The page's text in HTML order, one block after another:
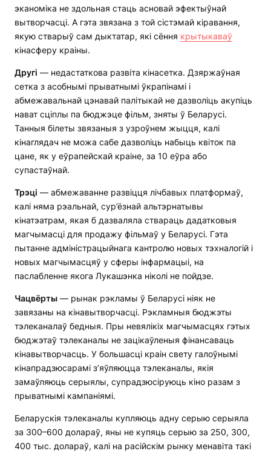
эканоміка не здольная стаць асновай эфектыўнай
вытворчасці. А гэта звязана з той сістэмай кіравання,
якую стварыў сам дыктатар, які сёння крытыкаваў
кінасферу краіны.
Другі — недастаткова развіта кінасетка. Дзяржаўная
сетка з асобнымі прыватнымі ўкрапінамі і
абмежавальнай цэнавай палітыкай не дазволіць акупіць
нават сціплы па бюджэце фільм, зняты ў Беларусі.
Танныя білеты звязаныя з узроўнем жыцця, калі
кінаглядач не можа сабе дазволіць набыць квіток па
цане, як у еўрапейскай краіне, за 10 еўра або
супастаўнай.
Трэці — абмежаванне развіцця лічбавых платформаў,
калі няма рэальнай, сур’ёзнай альтэрнатывы
кінатэатрам, якая б дазваляла ствараць дадатковыя
магчымасці для продажу фільмаў у Беларусі. Гэта
пытанне адміністрацыйнага кантролю новых тэхналогій і
новых магчымасцяў у сферы інфармацыі, на
паслабленне якога Лукашэнка ніколі не пойдзе.
Чацвёрты — рынак рэкламы ў Беларусі ніяк не
завязаны на кінавытворчасці. Рэкламныя бюджэты
тэлеканалаў бедныя. Пры невялікіх магчымасцях гэтых
бюджэтаў тэлеканалы не зацікаўленыя фінансаваць
кінавытворчасць. У большасці краін свету галоўнымі
кінапрадзюсарамі з’яўляюцца тэлеканалы, якія
замаўляюць серыялы, супрадзюсіруюць кіно разам з
прыватнымі кампаніямі.
Беларускія тэлеканалы купляюць адну серыю серыяла
за 300–600 долараў, яны не купяць серыю за 250, 300,
400 тыс. долараў, калі на расійскім рынку менавіта такі